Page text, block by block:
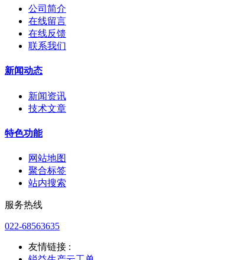
公司简介
在线留言
在线反馈
联系我们
新闻动态
新闻资讯
技术文章
特色功能
网站地图
聚合标签
站内搜索
服务热线
022-68563635
友情链接 :